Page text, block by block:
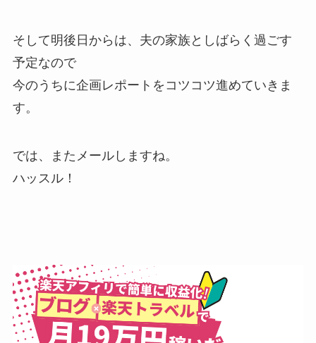
そして明後日からは、夫の家族としばらく過ごす
予定なので
今のうちに企画レポートをコツコツ進めていきま
す。
では、またメールしますね。
ハッスル！